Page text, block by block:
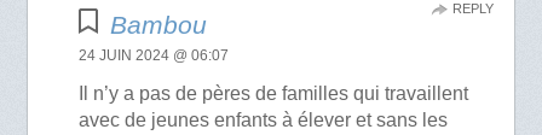
Bambou
24 JUIN 2024 @ 06:07
Il n’y a pas de pères de familles qui travaillent
avec de jeunes enfants à élever et sans les
REPLY